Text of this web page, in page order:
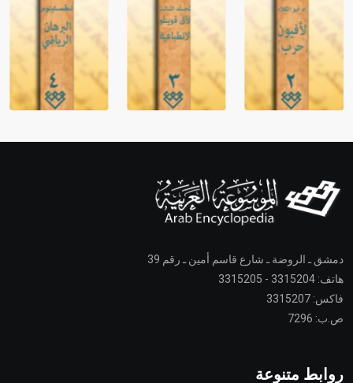
دمشق ـ الروضة ـ شارع قاسم أمين ـ رقم 39
هاتف: 3315204 - 3315205
فاكس: 3315207
ص.ب: 7296
روابط متنوعة